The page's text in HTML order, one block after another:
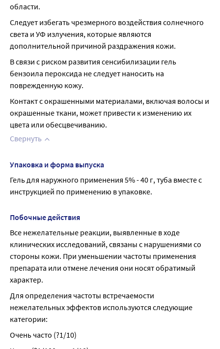
области.
Следует избегать чрезмерного воздействия солнечного
света и УФ излучения, которые являются
дополнительной причиной раздражения кожи.
В связи с риском развития сенсибилизации гель
бензоила пероксида не следует наносить на
поврежденную кожу.
Контакт с окрашенными материалами, включая волосы и
окрашенные ткани, может привести к изменению их
цвета или обесцвечиванию.
Свернуть
Упаковка и форма выпуска
Гель для наружного применения 5% - 40 г, туба вместе с
инструкцией по применению в упаковке.
Побочные действия
Все нежелательные реакции, выявленные в ходе
клинических исследований, связаны с нарушениями со
стороны кожи. При уменьшении частоты применения
препарата или отмене лечения они носят обратимый
характер.
Для определения частоты встречаемости
нежелательных эффектов используются следующие
категории:
Очень часто (?1/10)